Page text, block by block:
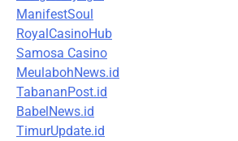
ManifestSoul
RoyalCasinoHub
Samosa Casino
MeulabohNews.id
TabananPost.id
BabelNews.id
TimurUpdate.id